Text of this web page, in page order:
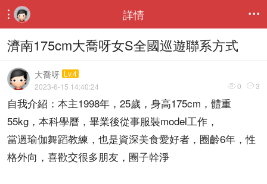
 詳情 
濟南175cm大喬呀女S全國巡遊聯系方式
大喬呀 Lv.4
 0  3
2023-6-15 14:40:24
自我介紹：本主1998年，25歲，身高175cm，體重
55kg，本科學曆，畢業後從事服裝model工作，
當過瑜伽舞蹈教練，也是資深美食愛好者，圈齡6年，性
格外向，喜歡交很多朋友，圈子幹淨